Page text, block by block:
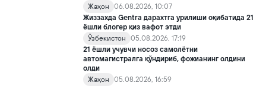
Жаҳон
06.08.2026, 10:07
Жиззахда Gentra дарахтга урилиши оқибатида 21
ёшли блогер қиз вафот этди
Ўзбекистон
05.08.2026, 17:19
21 ёшли учувчи носоз самолётни
автомагистралга қўндириб, фожианинг олдини
олди
Жаҳон
05.08.2026, 16:59